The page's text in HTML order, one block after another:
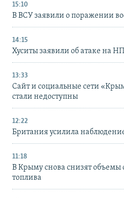
15:10
В ВСУ заявили о поражении
14:15
Хуситы заявили об атаке на
13:33
Сайт и социальные сети
стали недоступны
12:22
Британия усилила
11:18
В Крыму снова снизят объемы
топлива